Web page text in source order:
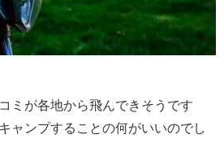
ミが各地から飛んできそうです
ャンプすることの何がいいのでし